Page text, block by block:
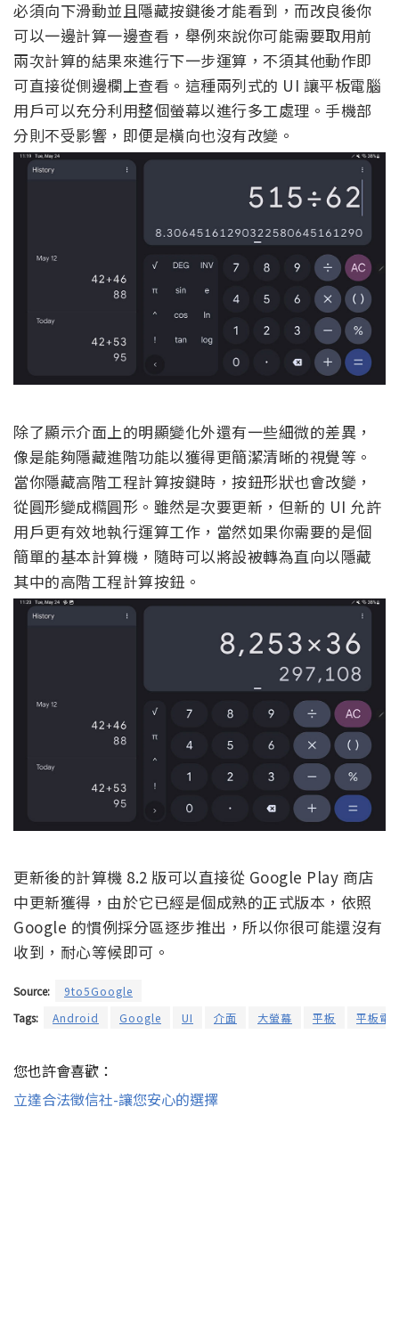
必須向下滑動並且隱藏按鍵後才能看到，而改良後你
可以一邊計算一邊查看，舉例來說你可能需要取用前
兩次計算的結果來進行下一步運算，不須其他動作即
可直接從側邊欄上查看。這種兩列式的 UI 讓平板電腦
用戶可以充分利用整個螢幕以進行多工處理。手機部
分則不受影響，即便是橫向也沒有改變。
除了顯示介面上的明顯變化外還有一些細微的差異，
像是能夠隱藏進階功能以獲得更簡潔清晰的視覺等。
當你隱藏高階工程計算按鍵時，按鈕形狀也會改變，
從圓形變成橢圓形。雖然是次要更新，但新的 UI 允許
用戶更有效地執行運算工作，當然如果你需要的是個
簡單的基本計算機，隨時可以將設被轉為直向以隱藏
其中的高階工程計算按鈕。
更新後的計算機 8.2 版可以直接從 Google Play 商店
中更新獲得，由於它已經是個成熟的正式版本，依照
Google 的慣例採分區逐步推出，所以你很可能還沒有
收到，耐心等候即可。
Source:
9to5Google
Tags:
Android Google UI 介面 大螢幕 平板 平板電
您也許會喜歡：
立達合法徵信社-讓您安心的選擇